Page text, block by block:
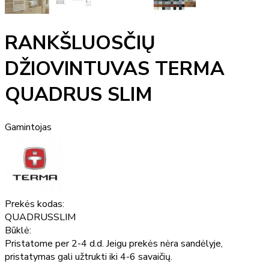
RANKŠLUOSČIŲ
DŽIOVINTUVAS TERMA
QUADRUS SLIM
Gamintojas
Prekės kodas:
QUADRUSSLIM
Būklė:
Pristatome per 2-4 d.d. Jeigu prekės nėra sandėlyje,
pristatymas gali užtrukti iki 4-6 savaičių.